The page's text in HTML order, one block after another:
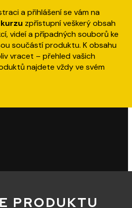
a přihlášení se vám na
zpřístupní veškerý obsah
videí a případných souborů ke
součástí produktu. K obsahu
vracet – přehled vašich
najdete vždy ve svém
PRODUKTU